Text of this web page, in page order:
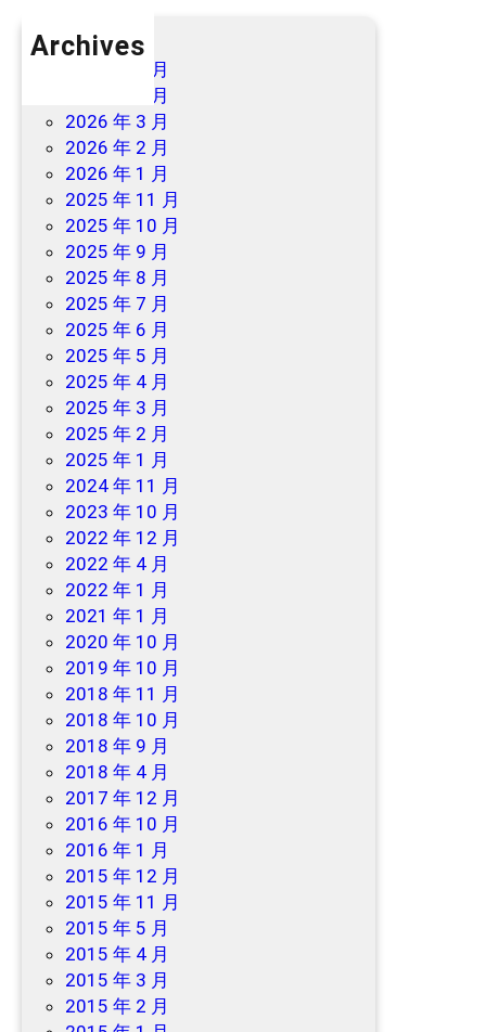
Archives
2026 年 7 月
2026 年 6 月
2026 年 3 月
2026 年 2 月
2026 年 1 月
2025 年 11 月
2025 年 10 月
2025 年 9 月
2025 年 8 月
2025 年 7 月
2025 年 6 月
2025 年 5 月
2025 年 4 月
2025 年 3 月
2025 年 2 月
2025 年 1 月
2024 年 11 月
2023 年 10 月
2022 年 12 月
2022 年 4 月
2022 年 1 月
2021 年 1 月
2020 年 10 月
2019 年 10 月
2018 年 11 月
2018 年 10 月
2018 年 9 月
2018 年 4 月
2017 年 12 月
2016 年 10 月
2016 年 1 月
2015 年 12 月
2015 年 11 月
2015 年 5 月
2015 年 4 月
2015 年 3 月
2015 年 2 月